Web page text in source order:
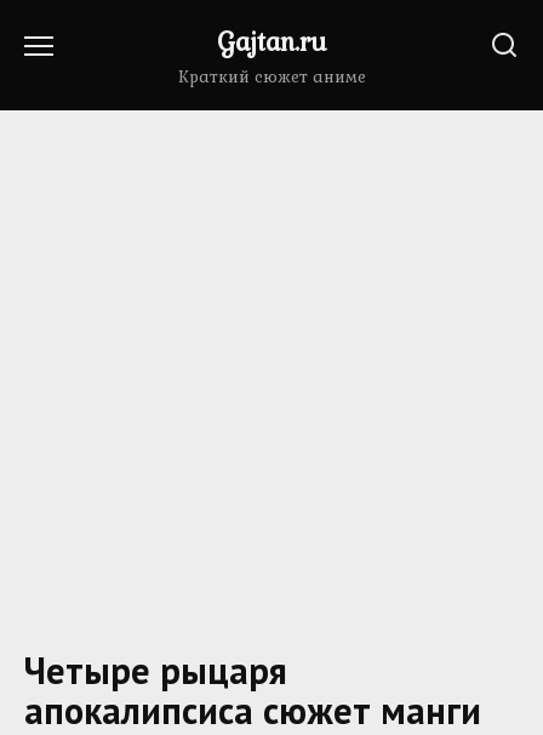
Gajtan.ru
Краткий сюжет аниме
Четыре рыцаря
апокалипсиса сюжет манги